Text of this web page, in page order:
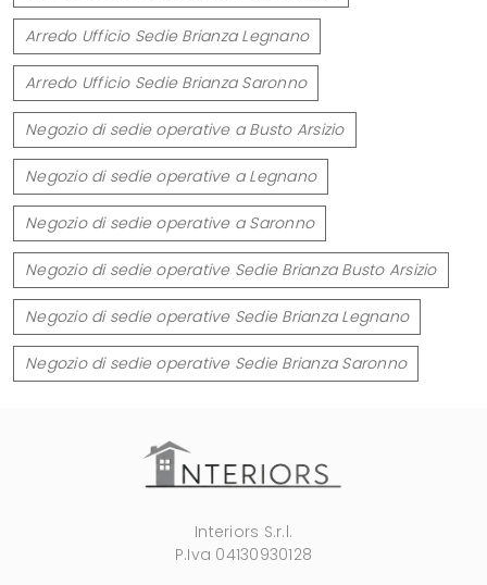
Arredo Ufficio Sedie Brianza Legnano
Arredo Ufficio Sedie Brianza Saronno
Negozio di sedie operative a Busto Arsizio
Negozio di sedie operative a Legnano
Negozio di sedie operative a Saronno
Negozio di sedie operative Sedie Brianza Busto Arsizio
Negozio di sedie operative Sedie Brianza Legnano
Negozio di sedie operative Sedie Brianza Saronno
Interiors S.r.l.
P.Iva 04130930128